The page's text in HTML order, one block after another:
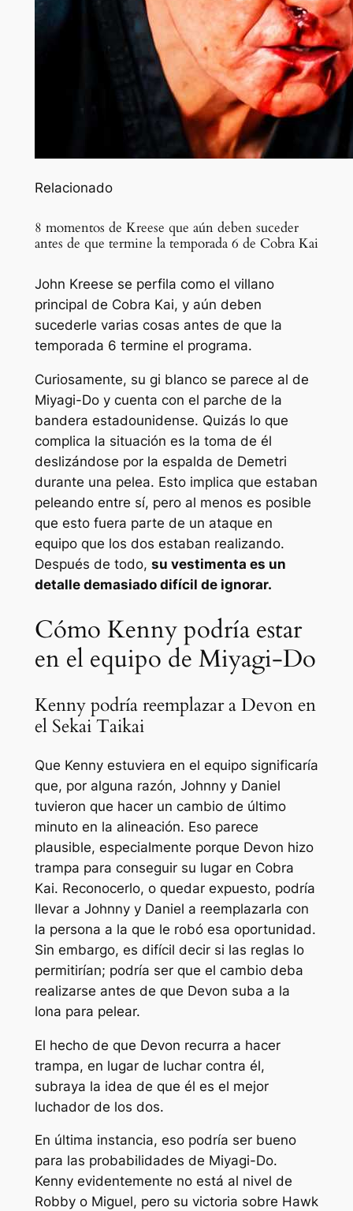
Relacionado
8 momentos de Kreese que aún deben suceder
antes de que termine la temporada 6 de Cobra Kai
John Kreese se perfila como el villano
principal de Cobra Kai, y aún deben
sucederle varias cosas antes de que la
temporada 6 termine el programa.
Curiosamente, su gi blanco se parece al de
Miyagi-Do y cuenta con el parche de la
bandera estadounidense. Quizás lo que
complica la situación es la toma de él
deslizándose por la espalda de Demetri
durante una pelea. Esto implica que estaban
peleando entre sí, pero al menos es posible
que esto fuera parte de un ataque en
equipo que los dos estaban realizando.
Después de todo, su vestimenta es un
detalle demasiado difícil de ignorar.
Cómo Kenny podría estar
en el equipo de Miyagi-Do
Kenny podría reemplazar a Devon en
el Sekai Taikai
Que Kenny estuviera en el equipo significaría
que, por alguna razón, Johnny y Daniel
tuvieron que hacer un cambio de último
minuto en la alineación. Eso parece
plausible, especialmente porque Devon hizo
trampa para conseguir su lugar en Cobra
Kai. Reconocerlo, o quedar expuesto, podría
llevar a Johnny y Daniel a reemplazarla con
la persona a la que le robó esa oportunidad.
Sin embargo, es difícil decir si las reglas lo
permitirían; podría ser que el cambio deba
realizarse antes de que Devon suba a la
lona para pelear.
El hecho de que Devon recurra a hacer
trampa, en lugar de luchar contra él,
subraya la idea de que él es el mejor
luchador de los dos.
En última instancia, eso podría ser bueno
para las probabilidades de Miyagi-Do.
Kenny evidentemente no está al nivel de
Robby o Miguel, pero su victoria sobre Hawk